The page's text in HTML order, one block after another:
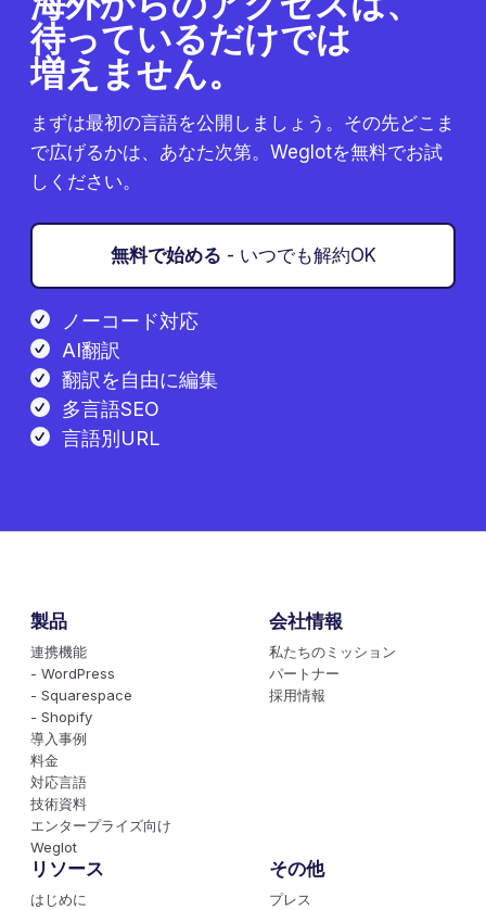
待っているだけでは
増えません。
まずは最初の言語を公開しましょう。その先どこま
で広げるかは、あなた次第。Weglotを無料でお試
しください。
無料で始める - いつでも解約OK
ノーコード対応
AI翻訳
翻訳を自由に編集
多言語SEO
言語別URL
製品
連携機能
- WordPress
- Squarespace
- Shopify
導入事例
料金
対応言語
技術資料
エンタープライズ向け
Weglot
会社情報
私たちのミッション
パートナー
採用情報
リソース
はじめに
その他
プレス